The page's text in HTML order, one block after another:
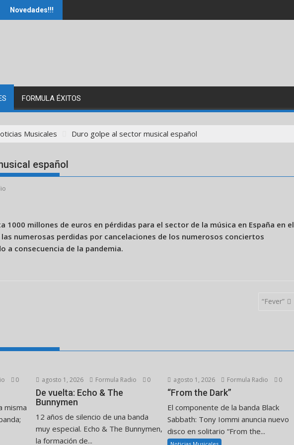
Novedades!!!
FORMULA ÉXITOS
Musicales Duro golpe al sector musical español
español
1000 millones de euros en pérdidas para el sector de la música en España en el
numerosas perdidas por cancelaciones de los numerosos conciertos
a consecuencia de la pandemia.
“Fever”
0
misma
agosto 1, 2026 Formula Radio 0
De vuelta: Echo & The
Bunnymen
12 años de silencio de una banda
muy especial. Echo & The Bunnymen,
la formación de...
agosto 1, 2026 Formula Radio 0
“From the Dark”
El componente de la banda Black
Sabbath: Tony Iommi anuncia nuevo
disco en solitario “From the...